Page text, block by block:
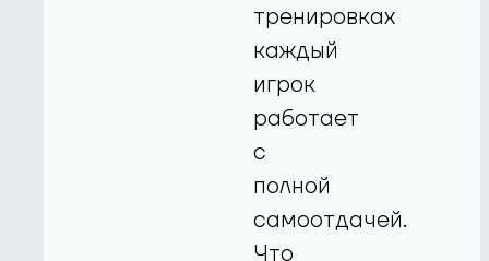
тренировках
каждый
игрок
работает
с
полной
самоотдачей.
Что